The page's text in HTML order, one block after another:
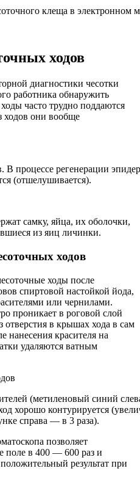
клеща в электронном
ходов
диагностики чесотки
работника обнаружить
часто трудно поддаются
ходов они вообще
процессе регенерации
(отшелушивается).
самку, яйца, их оболочки,
из яиц личинки.
ходов
ходы после
спиртовой настойкой йода,
или чернилами.
проникает в роговой слой
отверстия в крышах хода в сам
нанесения красителя на
удаляются ватным
(метиленовый синий
хорошо контурируется
справа — в 3 раза).
позволяет
поле в 400 — 600 раз и
результат при